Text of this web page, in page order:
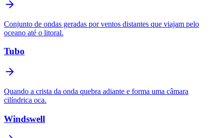
Conjunto de ondas geradas por ventos distantes que viajam pelo
oceano até o litoral.
Tubo
Quando a crista da onda quebra adiante e forma uma câmara
cilíndrica oca.
Windswell